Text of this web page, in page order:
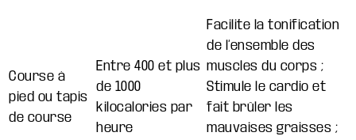
Course à
pied ou tapis
de course
Entre 400 et plus
de 1000
kilocalories par
heure
Facilite la tonification
de l’ensemble des
muscles du corps ;
Stimule le cardio et
fait brûler les
mauvaises graisses ;